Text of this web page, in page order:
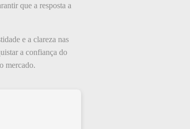
que a resposta a
e a clareza nas
a confiança do
mercado.